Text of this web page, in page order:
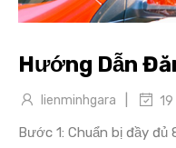
Hướng Dẫn
lienminhgara
Bước 1: Chuẩn bị đầy